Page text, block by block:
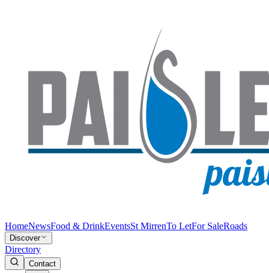
HomeNewsFood & DrinkEventsSt MirrenTo LetFor SaleRoads
Discover
Directory
Contact